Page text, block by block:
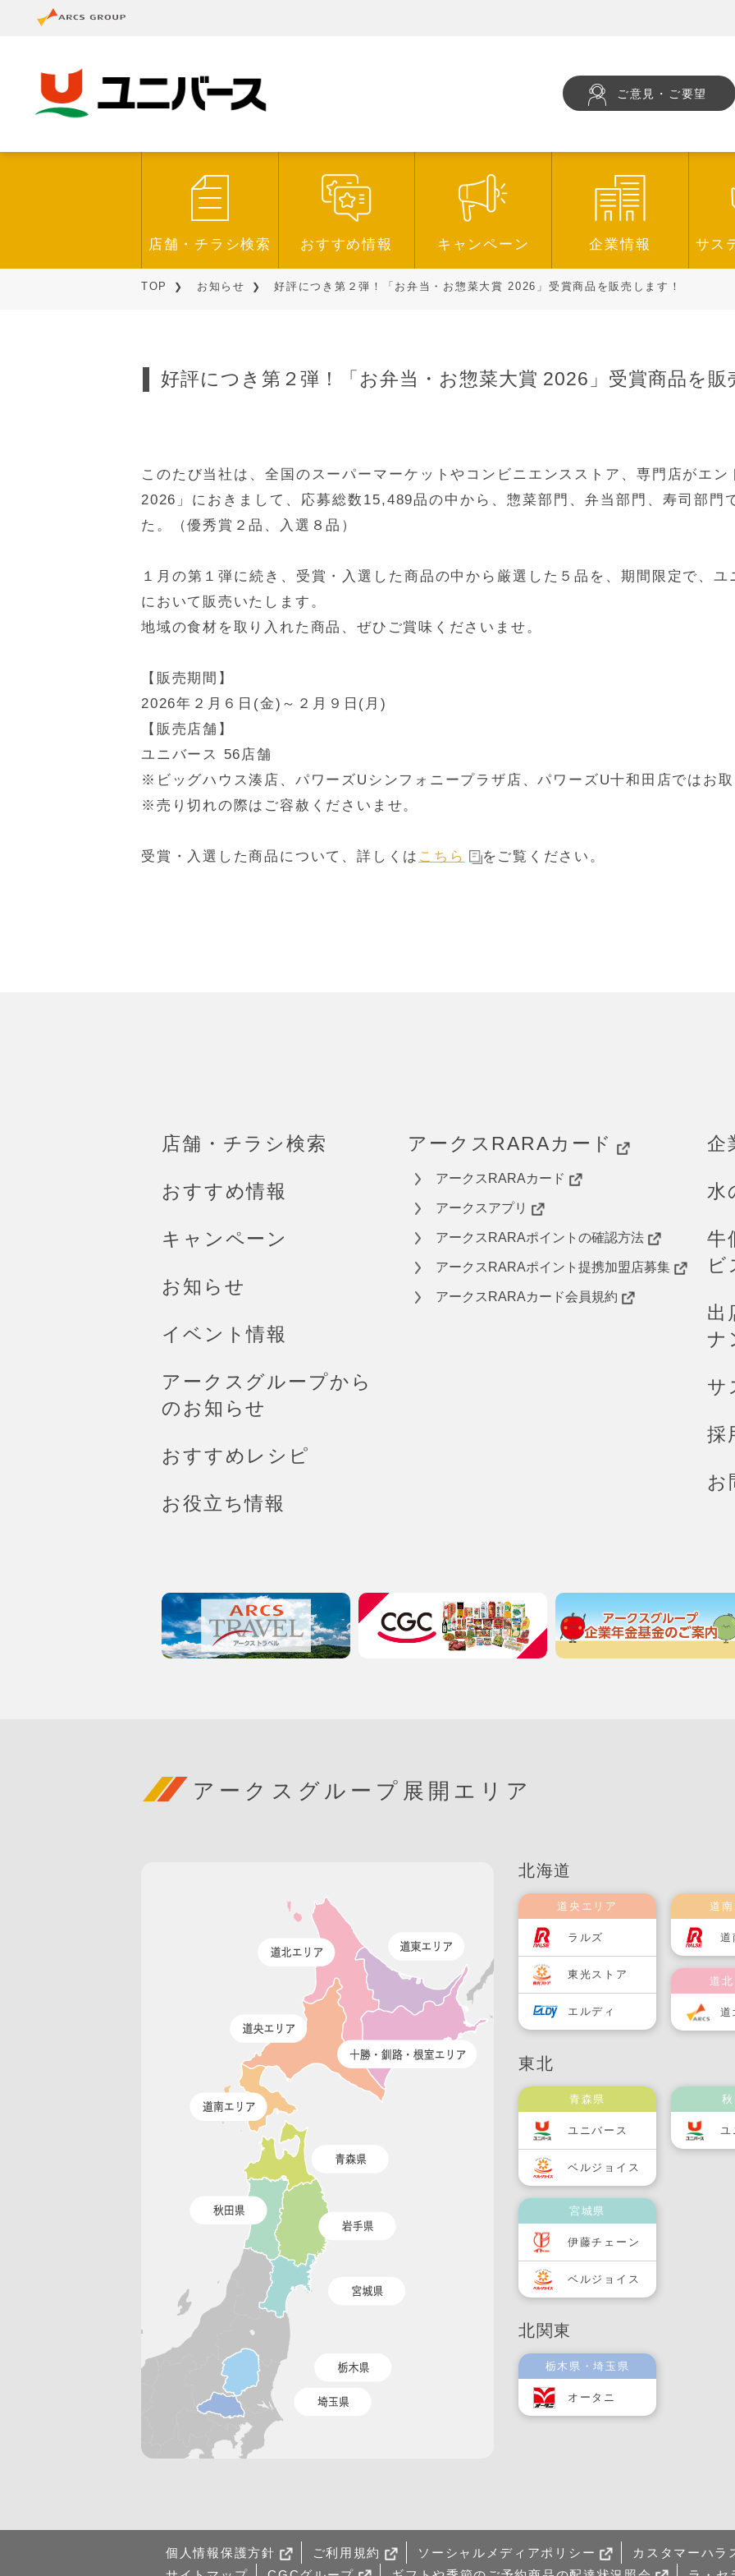
ご意見・ご要望
店舗・チラシ検索 おすすめ情報 キャンペーン 企業情報 サス
TOP お知らせ 好評につき第２弾！「お弁当・お惣菜大賞 2026」受賞商品を販売します！
好評につき第２弾！「お弁当・お惣菜大賞 2026」受賞商品を販
このたび当社は、全国のスーパーマーケットやコンビニエンスストア、専門店がエ
2026」におきまして、応募総数15,489品の中から、惣菜部門、弁当部門、寿司部門
た。（優秀賞２品、入選８品）
１月の第１弾に続き、受賞・入選した商品の中から厳選した５品を、期間限定で、ユ
において販売いたします。
地域の食材を取り入れた商品、ぜひご賞味くださいませ。
【販売期間】
2026年２月６日(金)～２月９日(月)
【販売店舗】
ユニバース 56店舗
※ビッグハウス湊店、パワーズUシンフォニープラザ店、パワーズU十和田店ではお取
※売り切れの際はご容赦くださいませ。
受賞・入選した商品について、詳しくは こちら をご覧ください。
店舗・チラシ検索
おすすめ情報
キャンペーン
お知らせ
イベント情報
アークスグループから
のお知らせ
おすすめレシピ
お役立ち情報
アークスRARAカード
アークスRARAカード
アークスアプリ
アークスRARAポイントの確認方法
アークスRARAポイント提携加盟店募集
アークスRARAカード会員規約
企
水
牛
ビ
出
ナ
サ
採
お
アークスグループ展開エリア
北海道
道央エリア
ラルズ
東光ストア
エルディ
道
道
道
道
東北
青森県
ユニバース
ベルジョイス
ユ
宮城県
伊藤チェーン
ベルジョイス
北関東
栃木県・埼玉県
オータニ
個人情報保護方針 ご利用規約 ソーシャルメディアポリシー
カスタマーハラ